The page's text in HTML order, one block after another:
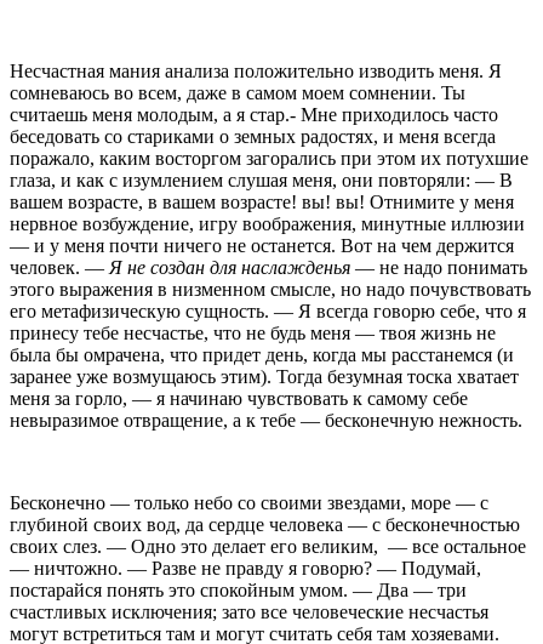
Несчастная мания анализа положительно изводить меня. Я
сомневаюсь во всем, даже в самом моем сомнении. Ты
считаешь меня молодым, а я стар.- Мне приходилось часто
беседовать со стариками о земных радостях, и меня всегда
поражало, каким восторгом загорались при этом их потухшие
глаза, и как с изумлением слушая меня, они повторяли: — В
вашем возрасте, в вашем возрасте! вы! вы! От­нимите у меня
нервное возбуждение, игру воображения, минутные иллюзии
— и у меня почти ничего не останет­ся. Вот на чем держится
человек. — Я не создан для наслажденья — не надо понимать
этого выражения в низменном смысле, но надо почувствовать
его метафизи­ческую сущность. — Я всегда говорю себе, что я
при­несу тебе несчастье, что не будь меня — твоя жизнь не
была бы омрачена, что придет день, когда мы расстанемся (и
заранее уже возмущаюсь этим). Тогда безум­ная тоска хватает
меня за горло, — я начинаю чувство­вать к самому себе
невыразимое отвращение, а к те­бе — бесконечную нежность.
Бесконечно — только небо со своими звездами, мо­ре — с
глубиной своих вод, да сердце человека — с бесконечностью
своих слез. — Одно это делает его великим, — все остальное
— ничтожно. — Разве не правду я говорю? — Подумай,
постарайся понять это спокойным умом. — Два — три
счастливых исключения; зато все человеческие несчастья
могут встретиться там и могут считать себя там хозяевами.